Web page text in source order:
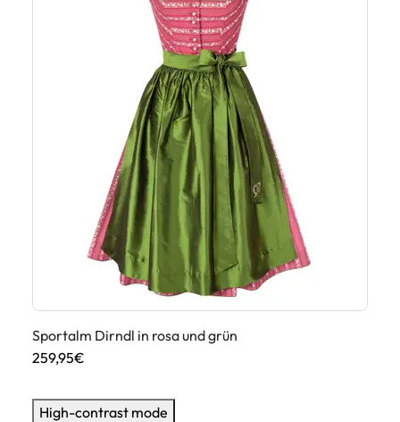
Sportalm Dirndl in rosa und grün
259,95€
High-contrast mode